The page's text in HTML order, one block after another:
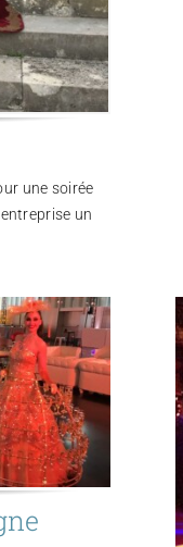
une soirée
un